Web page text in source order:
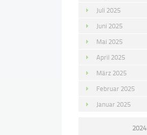
Juli 2025
Juni 2025
Mai 2025
April 2025
März 2025
Februar 2025
Januar 2025
2024